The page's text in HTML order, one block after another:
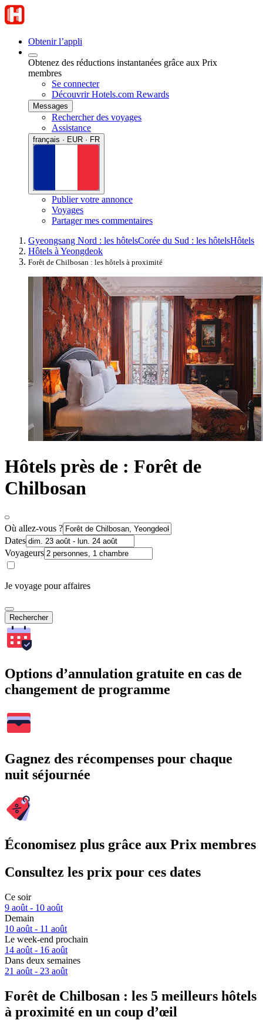
Obtenir l’appli
Obtenez des réductions instantanées grâce aux Prix
membres
Se connecter
Découvrir Hotels.com Rewards
Messages
Rechercher des voyages
Assistance
français · EUR · FR
Publier votre annonce
Voyages
Partager mes commentaires
Gyeongsang Nord : les hôtelsCorée du Sud : les hôtelsHôtels
Hôtels à Yeongdeok
Forêt de Chilbosan : les hôtels à proximité
Hôtels près de : Forêt de
Chilbosan
Où allez-vous ?
Dates
Voyageurs
Je voyage pour affaires
Rechercher
Options d’annulation gratuite en cas de
changement de programme
Gagnez des récompenses pour chaque
nuit séjournée
Économisez plus grâce aux Prix membres
Consultez les prix pour ces dates
Ce soir
9 août - 10 août
Demain
10 août - 11 août
Le week-end prochain
14 août - 16 août
Dans deux semaines
21 août - 23 août
Forêt de Chilbosan : les 5 meilleurs hôtels
à proximité en un coup d’œil